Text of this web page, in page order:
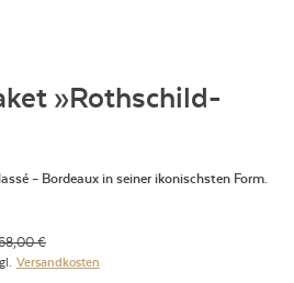
»Rothschild-
– Bordeaux in seiner ikonischsten Form.
€
Versandkosten